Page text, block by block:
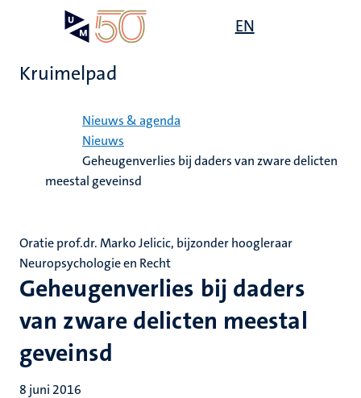
EN
Kruimelpad
Nieuws & agenda
Nieuws
Geheugenverlies bij daders van zware delicten
meestal geveinsd
Geheugenverlies bij daders
van zware delicten meestal
geveinsd
Oratie prof.dr. Marko Jelicic, bijzonder hoogleraar
Neuropsychologie en Recht
8 juni 2016